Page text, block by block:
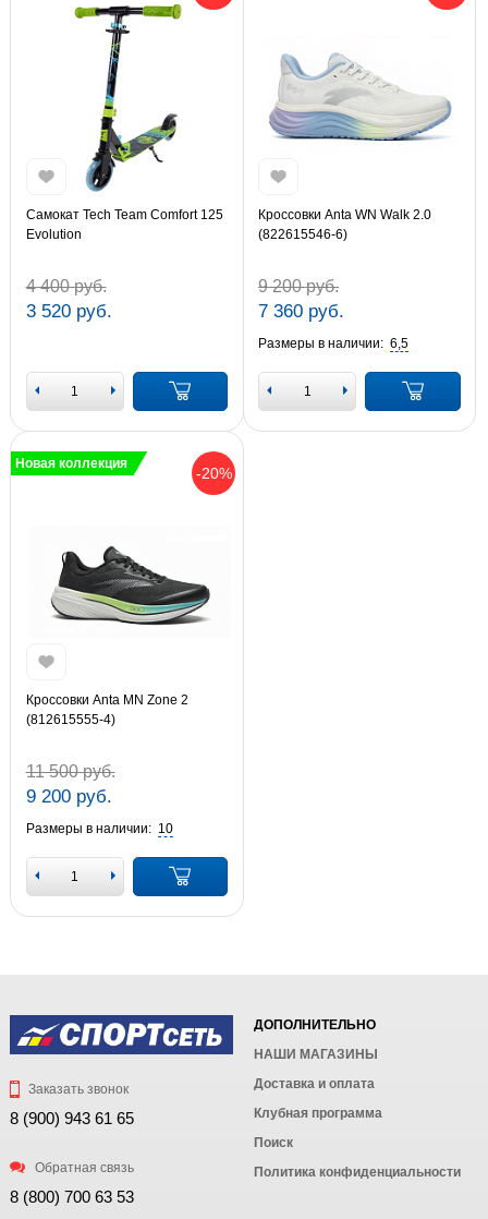
Самокат Tech Team Comfort 125
Evolution
4 400 руб.
3 520 руб.
Кроссовки Anta WN Walk 2.0
(822615546-6)
9 200 руб.
7 360 руб.
Размеры в наличии: 6,5
-20%
Новая коллекция
Кроссовки Anta MN Zone 2
(812615555-4)
11 500 руб.
9 200 руб.
Размеры в наличии: 10
Заказать звонок
8 (900) 943 61 65
Обратная связь
8 (800) 700 63 53
ДОПОЛНИТЕЛЬНО
НАШИ МАГАЗИНЫ
Доставка и оплата
Клубная программа
Поиск
Политика конфиденциальности